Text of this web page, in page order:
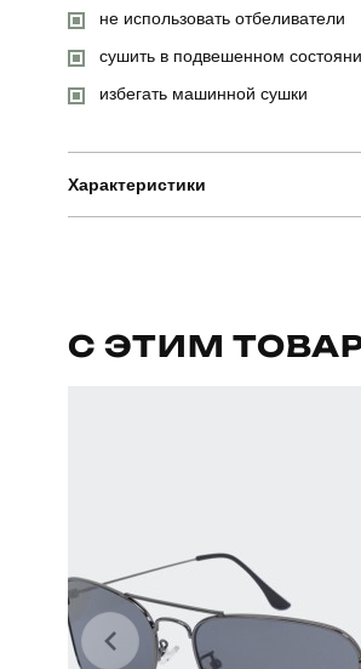
не использовать отбеливатели
сушить в подвешенном
избегать машинной сушки
Характеристики
Сезон
С ЭТИМ